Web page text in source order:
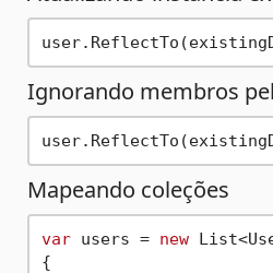
Ignorando membros
Mapeando coleções
var users = new
{